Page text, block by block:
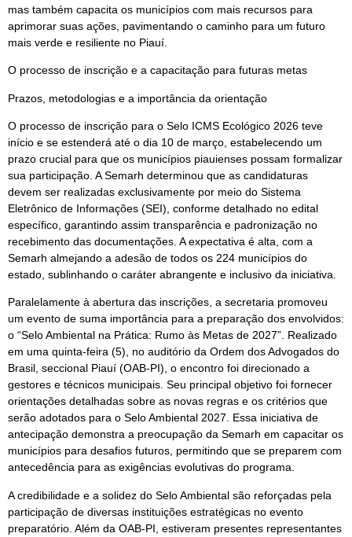
mas também capacita os municípios com mais recursos para
aprimorar suas ações, pavimentando o caminho para um futuro
mais verde e resiliente no Piauí.
O processo de inscrição e a capacitação para futuras metas
Prazos, metodologias e a importância da orientação
O processo de inscrição para o Selo ICMS Ecológico 2026 teve
início e se estenderá até o dia 10 de março, estabelecendo um
prazo crucial para que os municípios piauienses possam formalizar
sua participação. A Semarh determinou que as candidaturas
devem ser realizadas exclusivamente por meio do Sistema
Eletrônico de Informações (SEI), conforme detalhado no edital
específico, garantindo assim transparência e padronização no
recebimento das documentações. A expectativa é alta, com a
Semarh almejando a adesão de todos os 224 municípios do
estado, sublinhando o caráter abrangente e inclusivo da iniciativa.
Paralelamente à abertura das inscrições, a secretaria promoveu
um evento de suma importância para a preparação dos envolvidos:
o “Selo Ambiental na Prática: Rumo às Metas de 2027”. Realizado
em uma quinta-feira (5), no auditório da Ordem dos Advogados do
Brasil, seccional Piauí (OAB-PI), o encontro foi direcionado a
gestores e técnicos municipais. Seu principal objetivo foi fornecer
orientações detalhadas sobre as novas regras e os critérios que
serão adotados para o Selo Ambiental 2027. Essa iniciativa de
antecipação demonstra a preocupação da Semarh em capacitar os
municípios para desafios futuros, permitindo que se preparem com
antecedência para as exigências evolutivas do programa.
A credibilidade e a solidez do Selo Ambiental são reforçadas pela
participação de diversas instituições estratégicas no evento
preparatório. Além da OAB-PI, estiveram presentes representantes